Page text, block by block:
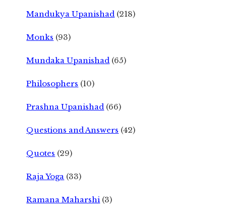
Mandukya Upanishad (218)
Monks (93)
Mundaka Upanishad (65)
Philosophers (10)
Prashna Upanishad (66)
Questions and Answers (42)
Quotes (29)
Raja Yoga (33)
Ramana Maharshi (3)